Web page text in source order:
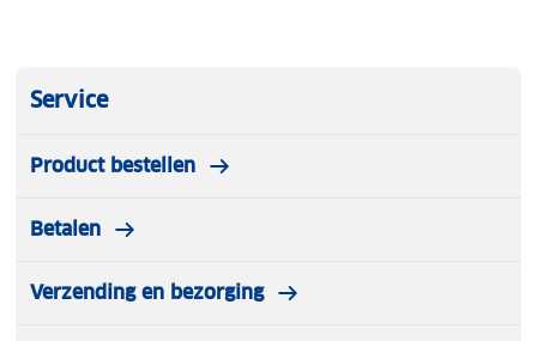
Service
Product bestellen
Betalen
Verzending en bezorging